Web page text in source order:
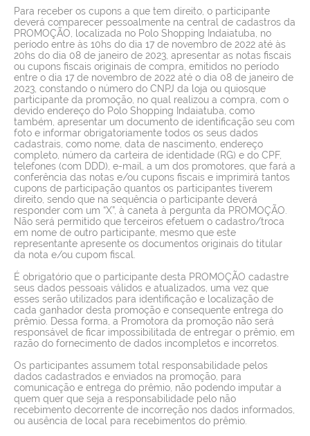
Para receber os cupons a que tem direito, o participante
deverá comparecer pessoalmente na central de cadastros da
PROMOÇÃO, localizada no Polo Shopping Indaiatuba, no
período entre às 10hs do dia 17 de novembro de 2022 até às
20hs do dia 08 de janeiro de 2023, apresentar as notas fiscais
ou cupons fiscais originais de compra, emitidos no período
entre o dia 17 de novembro de 2022 até o dia 08 de janeiro de
2023, constando o número do CNPJ da loja ou quiosque
participante da promoção, no qual realizou a compra, com o
devido endereço do Polo Shopping Indaiatuba, como
também, apresentar um documento de identificação seu com
foto e informar obrigatoriamente todos os seus dados
cadastrais, como nome, data de nascimento, endereço
completo, número da carteira de identidade (RG) e do CPF,
telefones (com DDD), e-mail, a um dos promotores, que fará a
conferência das notas e/ou cupons fiscais e imprimirá tantos
cupons de participação quantos os participantes tiverem
direito, sendo que na sequência o participante deverá
responder com um “X”, à caneta à pergunta da PROMOÇÃO.
Não será permitido que terceiros efetuem o cadastro/troca
em nome de outro participante, mesmo que este
representante apresente os documentos originais do titular
da nota e/ou cupom fiscal.
É obrigatório que o participante desta PROMOÇÃO cadastre
seus dados pessoais válidos e atualizados, uma vez que
esses serão utilizados para identificação e localização de
cada ganhador desta promoção e consequente entrega do
prêmio. Dessa forma, a Promotora da promoção não será
responsável de ficar impossibilitada de entregar o prêmio, em
razão do fornecimento de dados incompletos e incorretos.
Os participantes assumem total responsabilidade pelos
dados cadastrados e enviados na promoção, para
comunicação e entrega do prêmio, não podendo imputar a
quem quer que seja a responsabilidade pelo não
recebimento decorrente de incorreção nos dados informados,
ou ausência de local para recebimentos do prêmio.